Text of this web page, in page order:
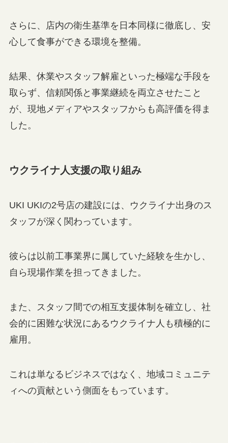
さらに、店内の衛生基準を日本同様に徹底し、安
心して食事ができる環境を整備。
結果、休業やスタッフ解雇といった極端な手段を
取らず、信頼関係と事業継続を両立させたこと
が、現地メディアやスタッフからも高評価を得ま
した。
ウクライナ人支援の取り組み
UKI UKIの2号店の建設には、ウクライナ出身のス
タッフが深く関わっています。
彼らは以前工事業界に属していた経験を生かし、
自ら現場作業を担ってきました。
また、スタッフ間での相互支援体制を確立し、社
会的に困難な状況にあるウクライナ人も積極的に
雇用。
これは単なるビジネスではなく、地域コミュニテ
ィへの貢献という側面をもっています。